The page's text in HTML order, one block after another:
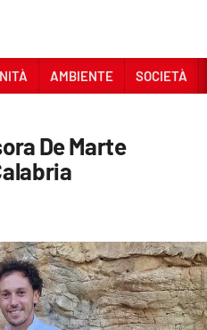
AMBIENTE SOCIETÀ
De Marte